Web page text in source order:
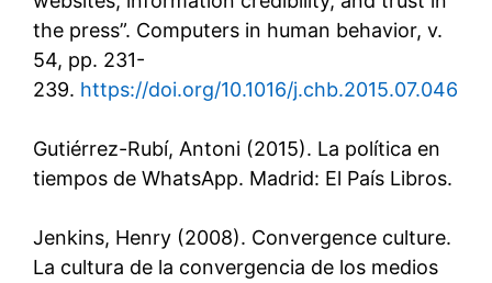
the press”. Computers in human behavior, v.
54, pp. 231-
239. https://doi.org/10.1016/j.chb.2015.07.046
Gutiérrez-Rubí, Antoni (2015). La política en
tiempos de WhatsApp. Madrid: El País Libros.
Jenkins, Henry (2008). Convergence culture.
La cultura de la convergencia de los medios